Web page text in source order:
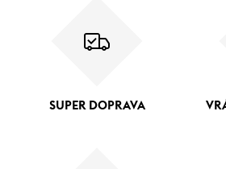
SUPER DOPRAVA